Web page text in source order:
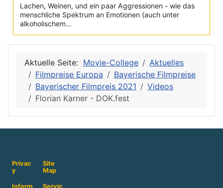
Lachen, Weinen, und ein paar Aggressionen - wie das
menschliche Spektrum an Emotionen (auch unter
alkoholischem...
Aktuelle Seite: Movie-College
Aktuelles
Filmpreise Europa
Bayerische Filmpreise
Bayerischer Filmpreis 2021
Videos
Florian Karner - DOK.fest
Privac
y
Site
Map
Inform Servic